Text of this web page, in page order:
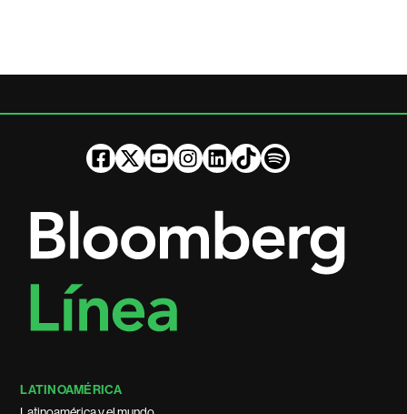
LATINOAMÉRICA